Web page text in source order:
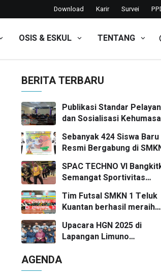
Download Karir Survei
OSIS & ESKUL TENTANG
BERITA TERBARU
Publikasi Standar
dan Sosialisasi
Sebanyak 424 Siswa Baru
Resmi Bergabung di
2026/2027
SPAC TECHNO VI
Semangat Sportivitas
Kuansing
Tim Futsal SMKN 1 Teluk
Kuantan berhasil meraih
Upacara HGN 2025 di
Lapangan Limuno
AGENDA